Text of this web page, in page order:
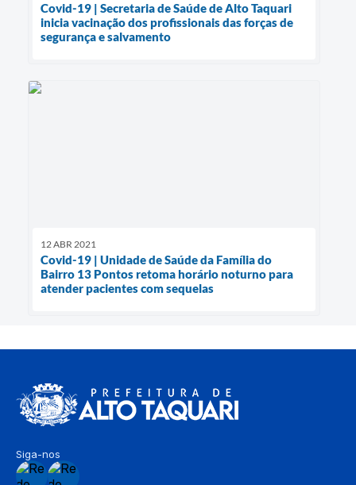
Covid-19 | Secretaria de Saúde de Alto Taquari
inicia vacinação dos profissionais das forças de
segurança e salvamento
12 ABR 2021
Covid-19 | Unidade de Saúde da Família do
Bairro 13 Pontos retoma horário noturno para
atender pacientes com sequelas
Siga-nos